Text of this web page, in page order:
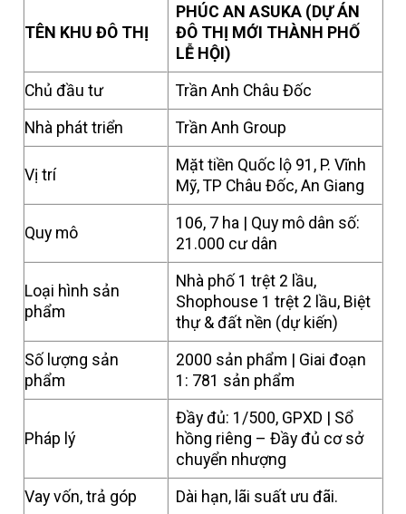
TÊN KHU ĐÔ THỊ
PHÚC AN ASUKA (DỰ ÁN
ĐÔ THỊ MỚI THÀNH PHỐ
LỄ HỘI)
Chủ đầu tư
Trần Anh Châu Đốc
Nhà phát triển
Trần Anh Group
Vị trí
Mặt tiền Quốc lộ 91, P. Vĩnh
Mỹ, TP Châu Đốc, An Giang
Quy mô
106, 7 ha | Quy mô dân số:
21.000 cư dân
Loại hình sản
phẩm
Nhà phố 1 trệt 2 lầu,
Shophouse 1 trệt 2 lầu, Biệt
thự & đất nền (dự kiến)
Số lượng sản
phẩm
2000 sản phẩm | Giai đoạn
1: 781 sản phẩm
Pháp lý
Đầy đủ: 1/500, GPXD | Sổ
hồng riêng – Đầy đủ cơ sở
chuyển nhượng
Vay vốn, trả góp
Dài hạn, lãi suất ưu đãi.